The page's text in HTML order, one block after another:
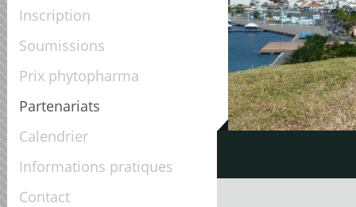
Inscription
Soumissions
Prix phytopharma
Partenariats
Calendrier
Informations pratiques
Contact